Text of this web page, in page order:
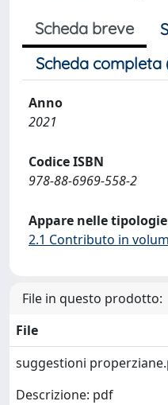
Scheda breve
Scheda completa
Anno
2021
Codice ISBN
978-88-6969-558-2
Appare nelle
2.1 Contributo in
File in questo prodotto:
File
suggestioni
Descrizione: pdf